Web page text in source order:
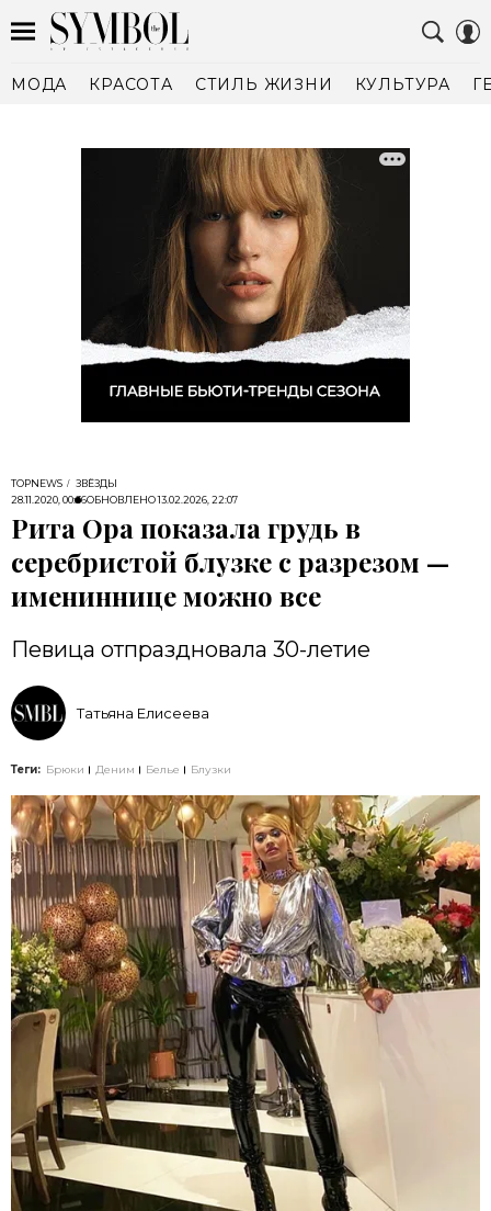
МОДА КРАСОТА СТИЛЬ ЖИЗНИ КУЛЬТУРА
TOPNEWS
ЗВЁЗДЫ
28.11.2020, 00:36ОБНОВЛЕНО13.02.2026, 22:07
Рита Ора показала грудь в
серебристой блузке с разрезом —
имениннице можно все
Певица отпраздновала 30-летие
Татьяна Елисеева
Теги: Брюки Деним Белье Блузки